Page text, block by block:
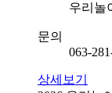
우리놀
문의
063-
상세보기